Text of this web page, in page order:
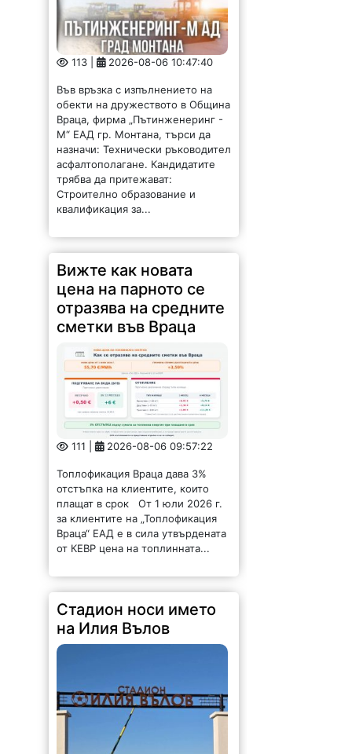
113 | 2026-08-06 10:47:40
Във връзка с изпълнението на
обекти на дружеството в Община
Враца, фирма „Пътинженеринг -
М“ ЕАД гр. Монтана, търси да
назначи: Технически ръководител
асфалтополагане. Кандидатите
трябва да притежават:
Строително образование и
квалификация за...
Вижте как новата
цена на парното се
отразява на средните
сметки във Враца
111 | 2026-08-06 09:57:22
Топлофикация Враца дава 3%
отстъпка на клиентите, които
плащат в срок От 1 юли 2026 г.
за клиентите на „Топлофикация
Враца“ ЕАД е в сила утвърдената
от КЕВР цена на топлинната...
Стадион носи името
на Илия Вълов